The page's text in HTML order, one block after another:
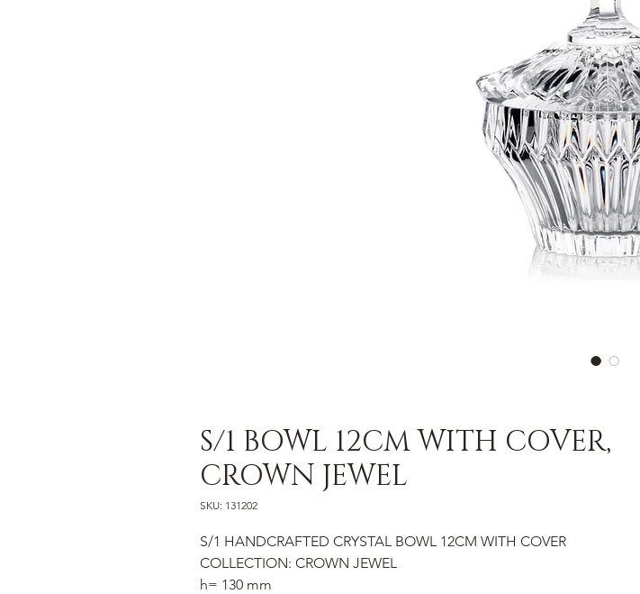
S/1 BOWL 12CM WITH COVER,
CROWN JEWEL
SKU: 131202
S/1 HANDCRAFTED CRYSTAL BOWL 12CM WITH COVER
COLLECTION: CROWN JEWEL
h= 130 mm